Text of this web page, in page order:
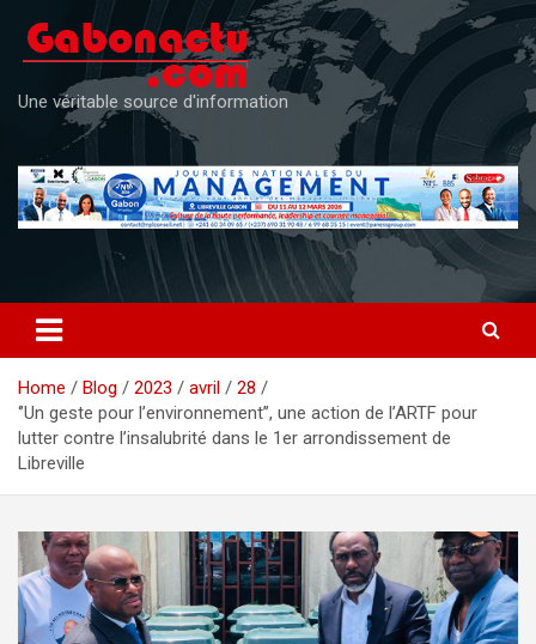
content
Une véritable source d'information
Home Blog 2023 avril
28
‘’Un geste pour l’environnement’’, une action de l’ARTF pour
lutter contre l’insalubrité dans le 1er arrondissement de
Libreville